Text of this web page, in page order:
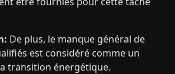
De plus, le manque général de
est considéré comme un
transition énergétique.